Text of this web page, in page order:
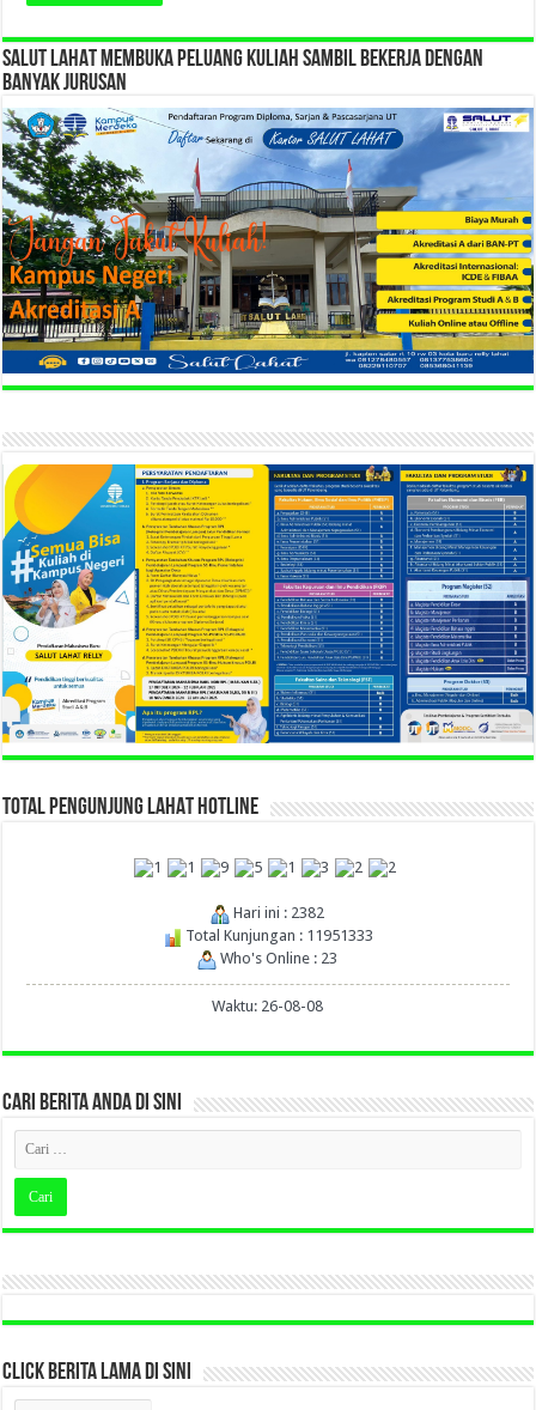
SALUT LAHAT MEMBUKA PELUANG KULIAH SAMBIL BEKERJA DENGAN
BANYAK JURUSAN
TOTAL PENGUNJUNG LAHAT HOTLINE
Hari ini : 2382
Total Kunjungan : 11951333
Who's Online : 23
Waktu: 26-08-08
CARI BERITA ANDA DI SINI
CLICK BERITA LAMA DI SINI